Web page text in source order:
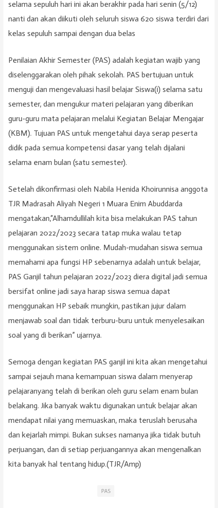
selama sepuluh hari ini akan berakhir pada hari senin (5/12)
nanti dan akan diikuti oleh seluruh siswa 620 siswa terdiri dari
kelas sepuluh sampai dengan dua belas
Penilaian Akhir Semester (PAS) adalah kegiatan wajib yang
diselenggarakan oleh pihak sekolah. PAS bertujuan untuk
menguji dan mengevaluasi hasil belajar Siswa(i) selama satu
semester, dan mengukur materi pelajaran yang diberikan
guru-guru mata pelajaran melalui Kegiatan Belajar Mengajar
(KBM). Tujuan PAS untuk mengetahui daya serap peserta
didik pada semua kompetensi dasar yang telah dijalani
selama enam bulan (satu semester).
Setelah dikonfirmasi oleh Nabila Henida Khoirunnisa anggota
TJR Madrasah Aliyah Negeri 1 Muara Enim Abuddarda
mengatakan,”Alhamdullilah kita bisa melakukan PAS tahun
pelajaran 2022/2023 secara tatap muka walau tetap
menggunakan sistem online. Mudah-mudahan siswa semua
memahami apa fungsi HP sebenarnya adalah untuk belajar,
PAS Ganjil tahun pelajaran 2022/2023 diera digital jadi semua
bersifat online jadi saya harap siswa semua dapat
menggunakan HP sebaik mungkin, pastikan jujur dalam
menjawab soal dan tidak terburu-buru untuk menyelesaikan
soal yang di berikan” ujarnya.
Semoga dengan kegiatan PAS ganjil ini kita akan mengetahui
sampai sejauh mana kemampuan siswa dalam menyerap
pelajaranyang telah di berikan oleh guru selam enam bulan
belakang. Jika banyak waktu digunakan untuk belajar akan
mendapat nilai yang memuaskan, maka teruslah berusaha
dan kejarlah mimpi. Bukan sukses namanya jika tidak butuh
perjuangan, dan di setiap perjuangannya akan mengenalkan
kita banyak hal tentang hidup.(TJR/Amp)
PAS